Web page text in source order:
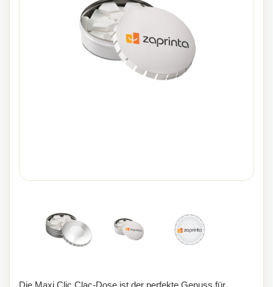
Die Maxi Clic Clac-Dose ist der perfekte Genuss für